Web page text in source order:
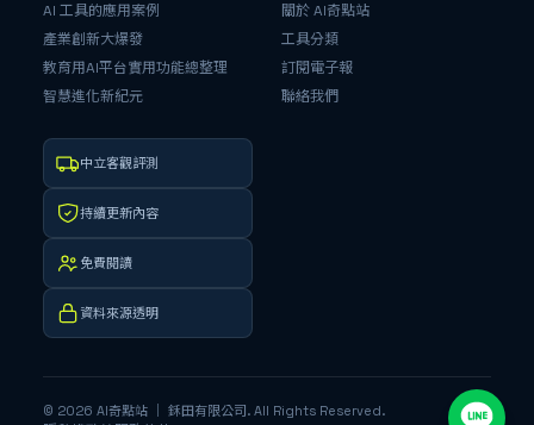
AI 工具的應用案例
產業創新大爆發
教育用AI平台實用功能總整理
智慧進化新紀元
關於 AI奇點站
工具分類
訂閱電子報
聯絡我們
中立客觀評測
持續更新內容
免費閱讀
資料來源透明
© 2026 AI奇點站 ｜ 鉌田有限公司 . All Rights Reserved.